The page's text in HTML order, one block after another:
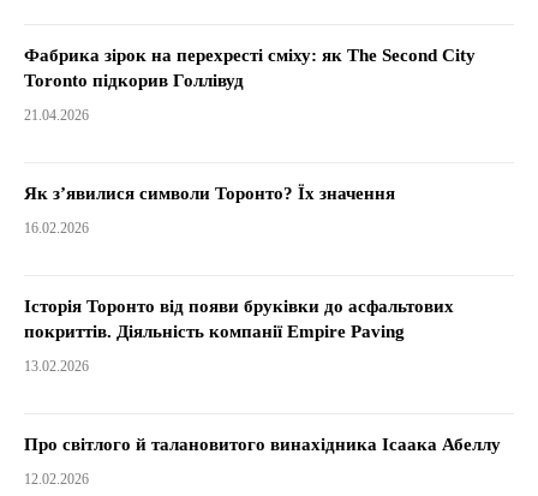
Фабрика зірок на перехресті сміху: як The Second City
Toronto підкорив Голлівуд
21.04.2026
Як з’явилися символи Торонто? Їх значення
16.02.2026
Історія Торонто від появи бруківки до асфальтових
покриттів. Діяльність компанії Empire Paving
13.02.2026
Про світлого й талановитого винахідника Ісаака Абеллу
12.02.2026